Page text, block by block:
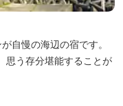
自慢の海辺の宿です。
思う存分堪能することが